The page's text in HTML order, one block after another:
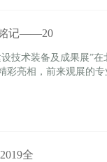
铭记——20
技术装备及成果展”
亮相，前来观展的专
全